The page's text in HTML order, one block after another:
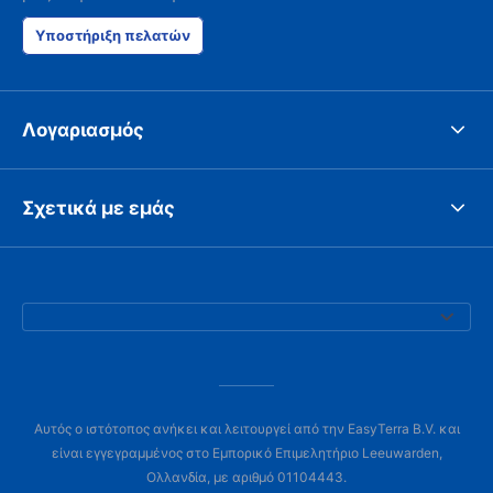
Υποστήριξη πελατών
Λογαριασμός
Σχετικά με εμάς
Αυτός ο ιστότοπος ανήκει και λειτουργεί από την EasyTerra B.V. και
είναι εγγεγραμμένος στο Εμπορικό Επιμελητήριο Leeuwarden,
Ολλανδία, με αριθμό 01104443.